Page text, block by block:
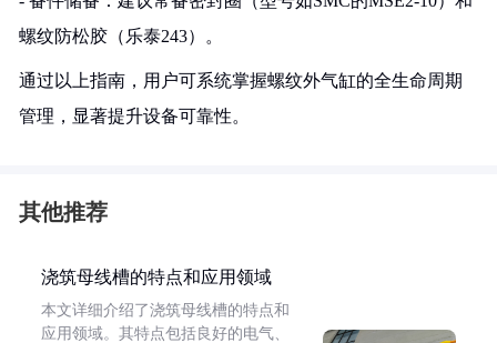
螺纹防松胶（乐泰243）。
通过以上指南，用户可系统掌握螺纹外气缸的全生命周期
管理，显著提升设备可靠性。
其他推荐
浇筑母线槽的特点和应用领域
本文详细介绍了浇筑母线槽的特点和
应用领域。其特点包括良好的电气、